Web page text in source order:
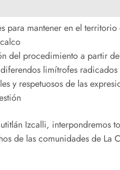
para mantener en el
del procedimiento a partir
limítrofes radicados
y respetuosos de las
Izcalli, interpondremos
de las comunidades de La